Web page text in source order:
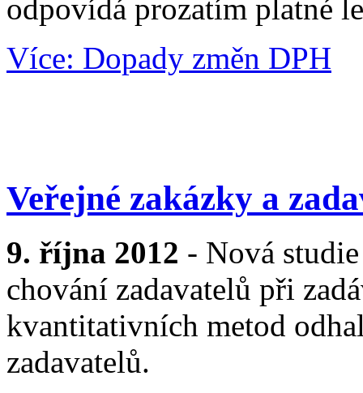
odpovídá prozatím platné
Více: Dopady změn DPH
Veřejné zakázky a
9. října 2012 - Nová
chování zadavatelů při
kvantitativních metod
zadavatelů.